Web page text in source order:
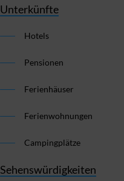
Unterkünfte
Hotels
Pensionen
Ferienhäuser
Ferienwohnungen
Campingplätze
Sehenswürdigkeiten